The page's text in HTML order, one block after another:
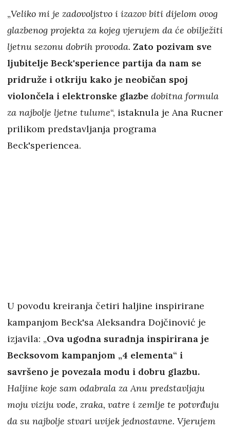
„Veliko mi je zadovoljstvo i izazov biti dijelom ovog
glazbenog projekta za kojeg vjerujem da će obilježiti
ljetnu sezonu dobrih provoda. Zato pozivam sve
ljubitelje Beck'sperience partija da nam se
pridruže i otkriju kako je neobičan spoj
violončela i elektronske glazbe dobitna formula
za najbolje ljetne tulume“, istaknula je Ana Rucner
prilikom predstavljanja programa
Beck'speriencea.
U povodu kreiranja četiri haljine inspirirane
kampanjom Beck'sa Aleksandra Dojčinović je
izjavila: „Ova ugodna suradnja inspirirana je
Becksovom kampanjom „4 elementa“ i
savršeno je povezala modu i dobru glazbu.
Haljine koje sam odabrala za Anu predstavljaju
moju viziju vode, zraka, vatre i zemlje te potvrđuju
da su najbolje stvari uvijek jednostavne. Vjerujem